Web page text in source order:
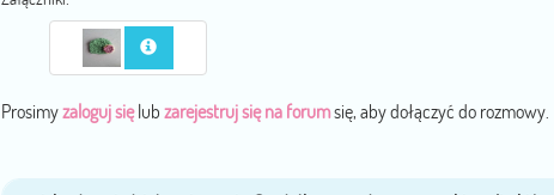
Prosimyzaloguj sięlub zarejestruj się na forumsię, aby dołączyć do rozmowy.